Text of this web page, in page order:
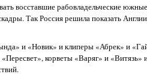
восставшие рабовладельческие
Так Россия решила показать
и «Новик» и клиперы «Абрек» и
корветы «Варяг» и